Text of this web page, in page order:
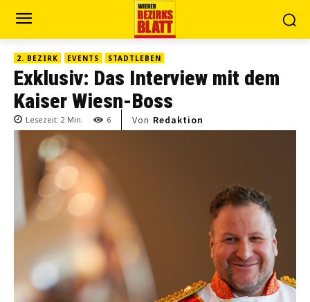
2. BEZIRK EVENTS STADTLEBEN
Exklusiv: Das Interview mit dem
Kaiser Wiesn-Boss
Lesezeit: 2 Min. 6 Von Redaktion